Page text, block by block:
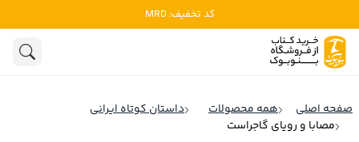
کد تخفیف: MRD
ادبیات
روانشناسی
صفحه اصلی همه محصولات
داستان کوتاه ایرانی
مصابا و رویای گاجراست